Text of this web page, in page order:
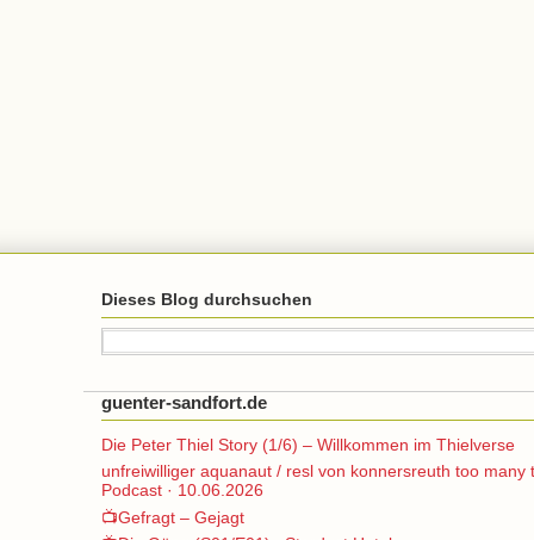
Dieses Blog durchsuchen
guenter-sandfort.de
Die Peter Thiel Story (1/6) – Willkommen im Thielverse
unfreiwilliger aquanaut / resl von konnersreuth too many
Podcast · 10.06.2026
📺Gefragt – Gejagt